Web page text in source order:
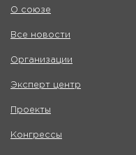
О союзе
Все новости
Организации
Эксперт центр
Проекты
Конгрессы